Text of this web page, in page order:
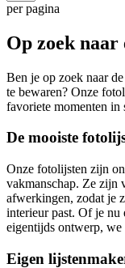
per pagina
Op zoek
Ben je op zoek naar
te bewaren? Onze
favoriete momenten in
De mooiste
Onze fotolijsten zijn
vakmanschap. Ze zijn
afwerkingen, zodat je
interieur past. Of je nu
eigentijds ontwerp, we
Eigen